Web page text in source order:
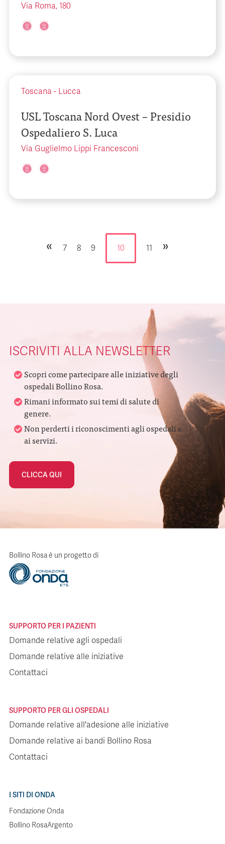
Via Roma, 180
Toscana - Lucca
USL Toscana Nord Ovest – Presidio
Ospedaliero S. Luca
Via Guglielmo Lippi Francesconi
« 7 8 9 10 11 »
ISCRIVITI ALLA NEWSLETTER
Scopri come partecipare alle iniziative degli
ospedali Bollino Rosa.
Rimani informato sui temi di salute di
genere.
Non perderti i riconoscimenti agli ospedali e
ai servizi.
CLICCA QUI
Bollino Rosa è un progetto di
SUPPORTO PER I PAZIENTI
Domande relative agli ospedali
Domande relative alle iniziative
Contattaci
SUPPORTO PER GLI OSPEDALI
Domande relative all'adesione alle iniziative
Domande relative ai bandi Bollino Rosa
Contattaci
I SITI DI ONDA
Fondazione Onda
Bollino RosaArgento